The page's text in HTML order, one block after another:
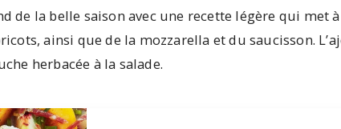
de la belle saison avec une recette légère qui met à
ainsi que de la mozzarella et du saucisson.
herbacée à la salade.